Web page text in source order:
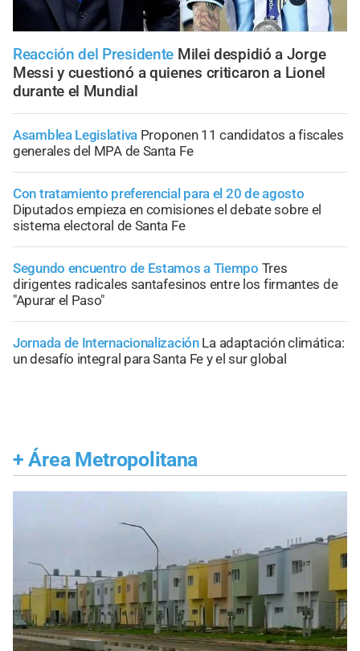
Reacción del Presidente Milei despidió a Jorge
Messi y cuestionó a quienes criticaron a Lionel
durante el Mundial
Asamblea Legislativa Proponen 11 candidatos a fiscales
generales del MPA de Santa Fe
Con tratamiento preferencial para el 20 de agosto
Diputados empieza en comisiones el debate sobre el
sistema electoral de Santa Fe
Segundo encuentro de Estamos a Tiempo Tres
dirigentes radicales santafesinos entre los firmantes de
"Apurar el Paso"
Jornada de Internacionalización La adaptación climática:
un desafío integral para Santa Fe y el sur global
+ Área Metropolitana